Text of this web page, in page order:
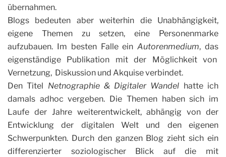
übernahmen.
Blogs bedeuten aber weiterhin die Unabhängigkeit,
eigene Themen zu setzen, eine Personenmarke
aufzubauen. Im besten Falle einAutorenmedium, das
eigenständige Publikation mit der Möglichkeit von
Vernetzung, Diskussion und Akquise verbindet.
Den Titel Netnographie & Digitaler Wandel hatte ich
damals adhoc vergeben. Die Themen haben sich im
Laufe der Jahre weiterentwickelt, abhängig von der
Entwicklung der digitalen Welt und den eigenen
Schwerpunkten. Durch den ganzen Blog zieht sich ein
differenzierter soziologischer Blick auf die mit